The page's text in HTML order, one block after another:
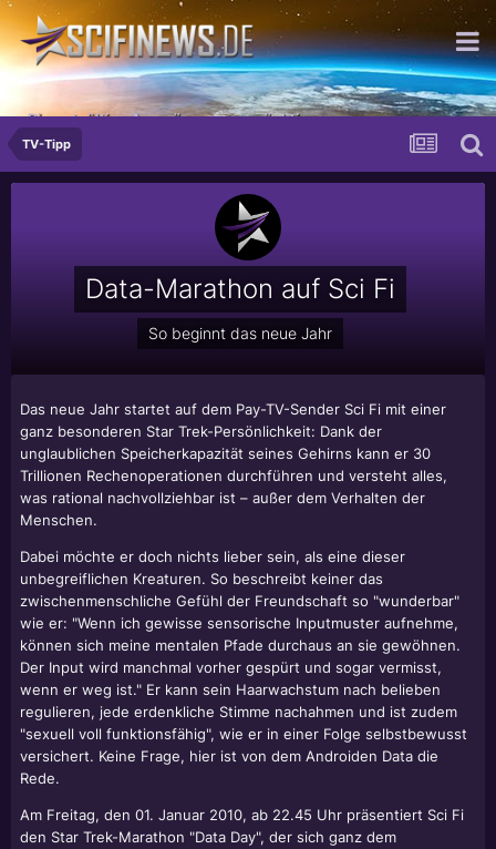
Die entgültige Ausprägung von mächtig.
TV-Tipp
Data-Marathon auf Sci Fi
So beginnt das neue Jahr
Das neue Jahr startet auf dem Pay-TV-Sender Sci Fi mit einer
ganz besonderen Star Trek-Persönlichkeit: Dank der
unglaublichen Speicherkapazität seines Gehirns kann er 30
Trillionen Rechenoperationen durchführen und versteht alles,
was rational nachvollziehbar ist – außer dem Verhalten der
Menschen.
Dabei möchte er doch nichts lieber sein, als eine dieser
unbegreiflichen Kreaturen. So beschreibt keiner das
zwischenmenschliche Gefühl der Freundschaft so "wunderbar"
wie er: "Wenn ich gewisse sensorische Inputmuster aufnehme,
können sich meine mentalen Pfade durchaus an sie gewöhnen.
Der Input wird manchmal vorher gespürt und sogar vermisst,
wenn er weg ist." Er kann sein Haarwachstum nach belieben
regulieren, jede erdenkliche Stimme nachahmen und ist zudem
"sexuell voll funktionsfähig", wie er in einer Folge selbstbewusst
versichert. Keine Frage, hier ist von dem Androiden Data die
Rede.
Am Freitag, den 01. Januar 2010, ab 22.45 Uhr präsentiert Sci Fi
den Star Trek-Marathon "Data Day", der sich ganz dem